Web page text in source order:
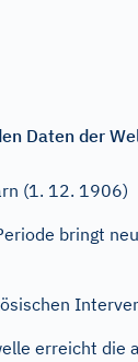
Daten der
(1. 12. 1906)
bringt
erreicht die